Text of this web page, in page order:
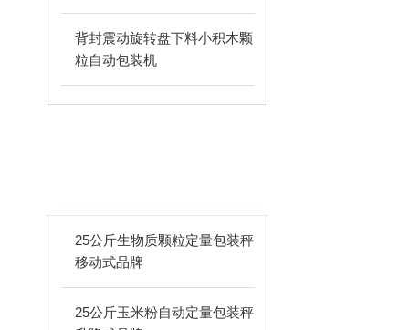
背封震动旋转盘下料小积木颗
粒自动包装机
25公斤生物质颗粒定量包装秤
移动式品牌
25公斤玉米粉自动定量包装秤